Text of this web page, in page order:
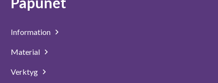
Information
Material
Verktyg